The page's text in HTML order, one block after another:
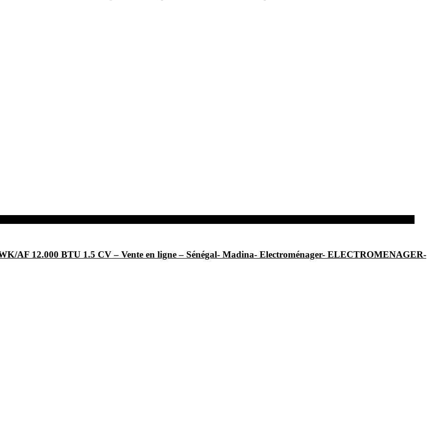
AF 12.000 BTU 1.5 CV – Vente en ligne – Sénégal- Madina- Electroménager- ELECTROMENAGER-